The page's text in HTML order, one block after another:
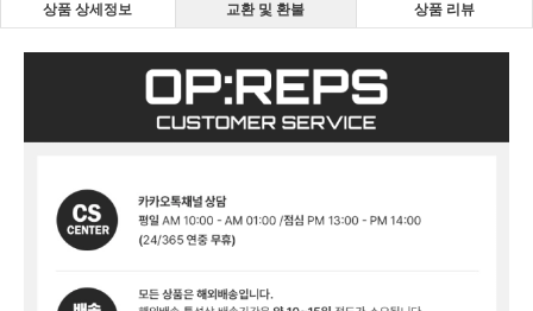
상품 상세정보 교환 및 환불 상품 리뷰